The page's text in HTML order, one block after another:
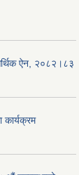
ऐन, २०८२।८३